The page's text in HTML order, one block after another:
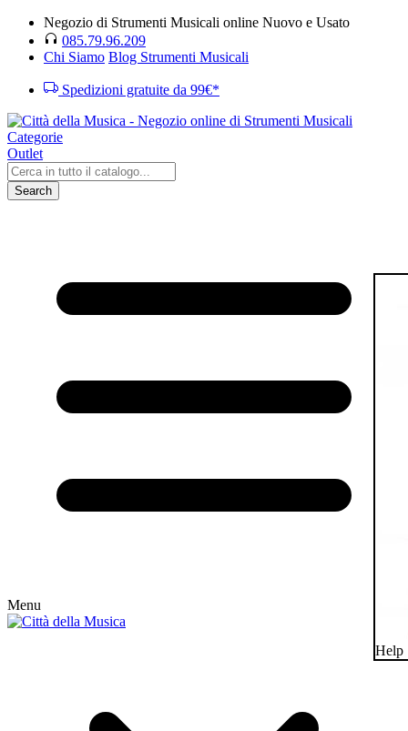
Negozio di Strumenti Musicali online Nuovo e Usato
085.79.96.209
Chi Siamo Blog Strumenti Musicali
Spedizioni gratuite da 99€*
Categorie
Outlet
Search
Menu
Help